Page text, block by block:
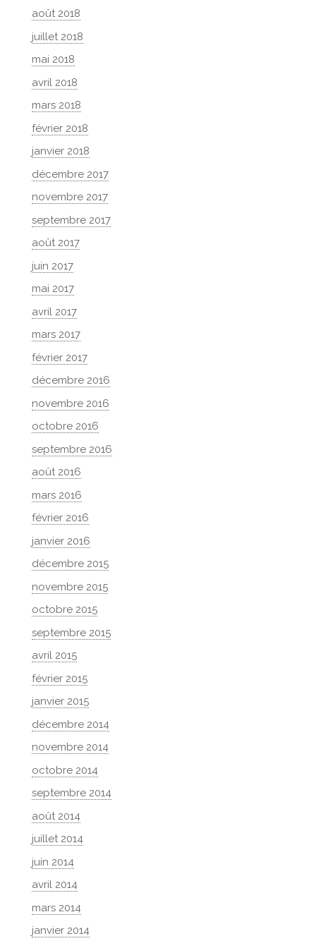
août 2018
juillet 2018
mai 2018
avril 2018
mars 2018
février 2018
janvier 2018
décembre 2017
novembre 2017
septembre 2017
août 2017
juin 2017
mai 2017
avril 2017
mars 2017
février 2017
décembre 2016
novembre 2016
octobre 2016
septembre 2016
août 2016
mars 2016
février 2016
janvier 2016
décembre 2015
novembre 2015
octobre 2015
septembre 2015
avril 2015
février 2015
janvier 2015
décembre 2014
novembre 2014
octobre 2014
septembre 2014
août 2014
juillet 2014
juin 2014
avril 2014
mars 2014
janvier 2014